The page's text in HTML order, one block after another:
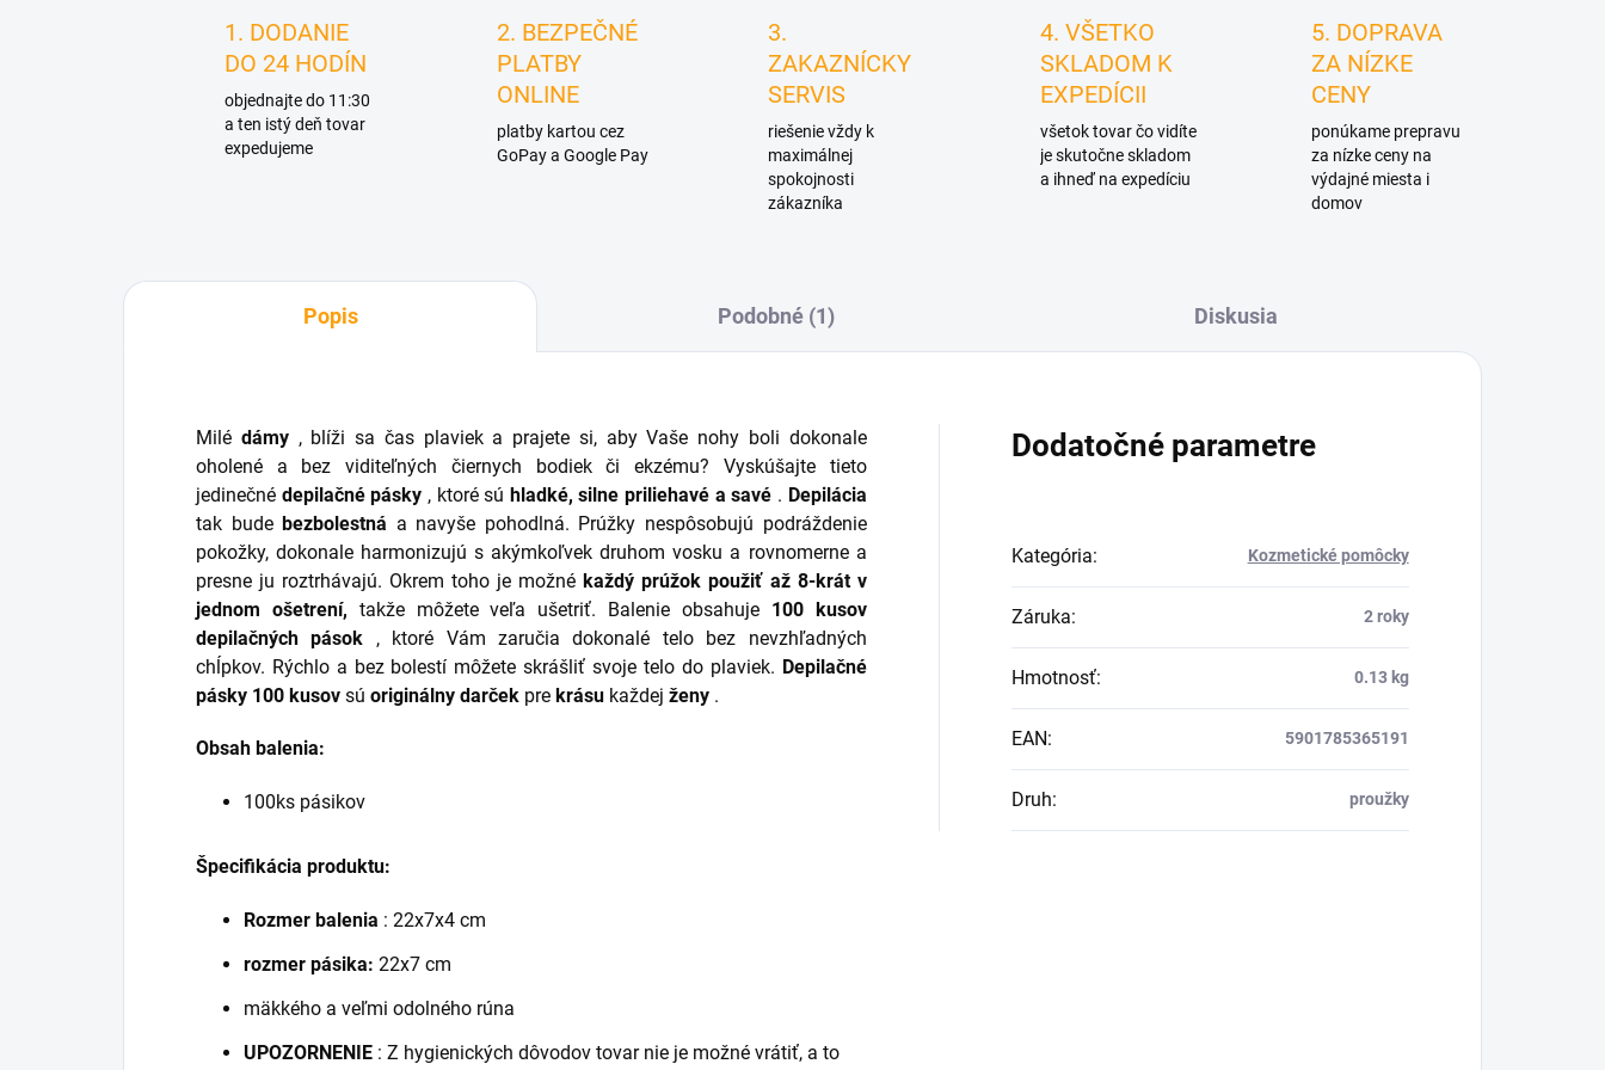
1. DODANIE
DO 24 HODÍN
objednajte do 11:30
a ten istý deň tovar
expedujeme
2. BEZPEČNÉ
PLATBY
ONLINE
platby kartou cez
GoPay a Google Pay
3.
ZAKAZNÍCKY
SERVIS
riešenie vždy k
maximálnej
spokojnosti
zákazníka
4. VŠETKO
SKLADOM K
EXPEDÍCII
všetok tovar čo vidíte
je skutočne skladom
a ihneď na expedíciu
5. DOPRAVA
ZA NÍZKE
CENY
ponúkame prepravu
za nízke ceny na
výdajné miesta i
domov
Popis Podobné (1) Diskusia
Milé dámy, blíži sa čas plaviek a prajete si, aby Vaše nohy boli dokonale
oholené a bez viditeľných čiernych bodiek či ekzému? Vyskúšajte tieto
jedinečné depilačné pásky , ktoré sú hladké, silne priliehavé a savé . Depilácia
tak bude bezbolestná a navyše pohodlná. Prúžky nespôsobujú podráždenie
pokožky, dokonale harmonizujú s akýmkoľvek druhom vosku a rovnomerne a
presne ju roztrhávajú. Okrem toho je možné každý prúžok použiť až 8-krát v
jednom ošetrení, takže môžete veľa ušetriť. Balenie obsahuje 100 kusov
depilačných pások , ktoré Vám zaručia dokonalé telo bez nevzhľadných
chĺpkov. Rýchlo a bez bolestí môžete skrášliť svoje telo do plaviek. Depilačné
pásky 100 kusov sú originálny darček pre krásu každej ženy .
Obsah balenia:
100ks pásikov
Špecifikácia produktu:
Rozmer balenia : 22x7x4 cm
rozmer pásika: 22x7 cm
mäkkého a veľmi odolného rúna
UPOZORNENIE : Z hygienických dôvodov tovar nie je možné vrátiť, a to
Dodatočné parametre
Kategória: Kozmetické pomôcky
Záruka: 2 roky
Hmotnosť: 0.13 kg
EAN: 5901785365191
Druh: proužky